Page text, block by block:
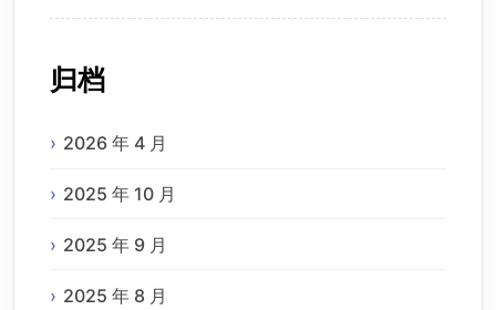
归档
2026 年 4 月
2025 年 10 月
2025 年 9 月
2025 年 8 月